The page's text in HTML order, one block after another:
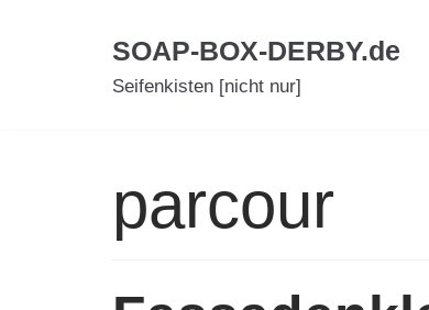
SOAP-BOX-DERBY.de
Seifenkisten [nicht nur]
parcour